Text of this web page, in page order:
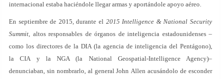
internacional estaba haciéndole llegar armas y aportándole apoyo aéreo.
En septiembre de 2015, durante el 2015 Intelligence & National Security
Summit, altos responsables de órganos de inteligencia estadounidenses –
como los directores de la DIA (la agencia de inteligencia del Pentágono),
la CIA y la NGA (la National Geospatial-Intelligence Agency)–
denunciaban, sin nombrarlo, al general John Allen acusándolo de esconder